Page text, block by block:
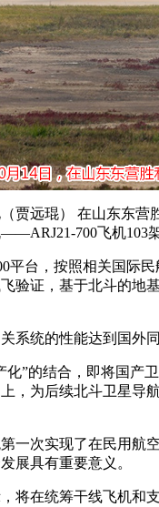
贾远琨） 在山东东
700飞机103
平台，按照相关国际
验证，基于北斗的地
系统的性能达到国外
化”的结合，即将国产
，为后续北斗卫星导
一次实现了在民用航
展具有重要意义。
将在统筹干线飞机和